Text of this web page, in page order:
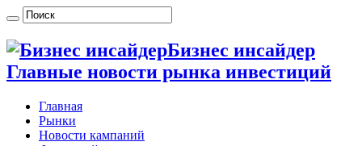
Бизнес инсайдер
Главные новости рынка инвестиций
Главная
Рынки
Новости кампаний